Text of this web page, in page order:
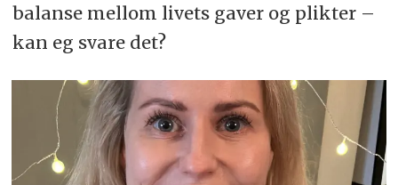
balanse mellom livets gaver og plikter –
kan eg svare det?